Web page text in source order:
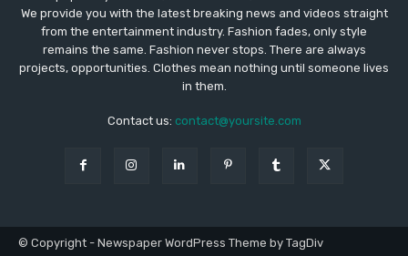
We provide you with the latest breaking news and videos straight
from the entertainment industry. Fashion fades, only style
remains the same. Fashion never stops. There are always
projects, opportunities. Clothes mean nothing until someone lives
in them.
Contact us: contact@yoursite.com
© Copyright - Newspaper WordPress Theme by TagDiv